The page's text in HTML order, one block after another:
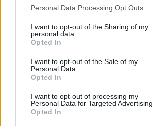
Personal Data Processing Opt Outs
I want to opt-out of the Sharing of my
personal data.
Opted In
I want to opt-out of the Sale of my
Personal Data.
Opted In
I want to opt-out of processing my
Personal Data for Targeted Advertising.
Opted In
CIDADE HOJE 25 DE MARÇO, 2021 0
Notícias Populares